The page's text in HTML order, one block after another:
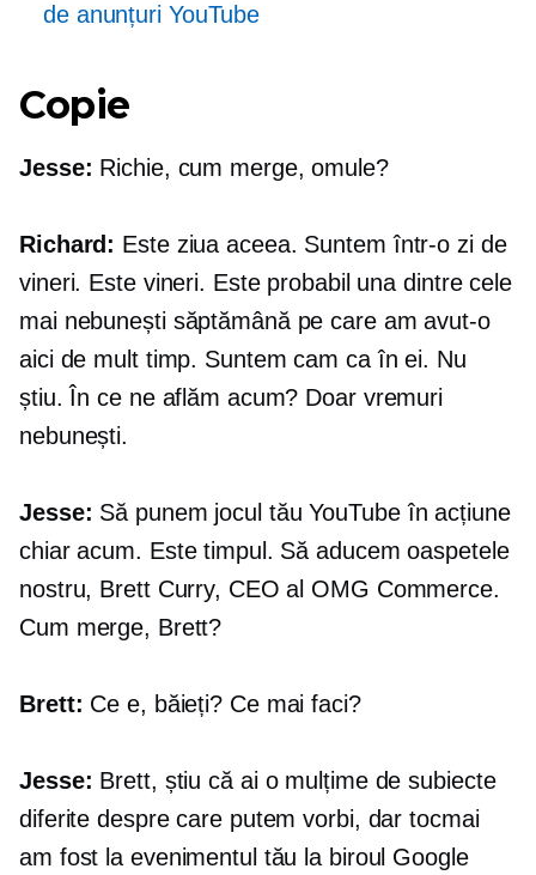
de anunțuri YouTube
Copie
Jesse: Richie, cum merge, omule?
Richard: Este ziua aceea. Suntem într-o zi de
vineri. Este vineri. Este probabil una dintre cele
mai nebunești săptămână pe care am avut-o
aici de mult timp. Suntem cam ca în ei. Nu
știu. În ce ne aflăm acum? Doar vremuri
nebunești.
Jesse: Să punem jocul tău YouTube în acțiune
chiar acum. Este timpul. Să aducem oaspetele
nostru, Brett Curry, CEO al OMG Commerce.
Cum merge, Brett?
Brett: Ce e, băieți? Ce mai faci?
Jesse: Brett, știu că ai o mulțime de subiecte
diferite despre care putem vorbi, dar tocmai
am fost la evenimentul tău la biroul Google